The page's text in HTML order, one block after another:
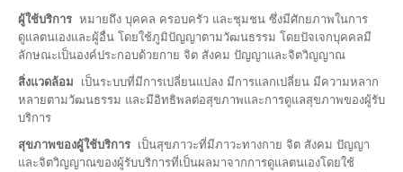
ผู้ใช้บริการ หมายถึง บุคคล ครอบครัว และชุมชน ซึ่งมีศักยภาพในการ
ดูแลตนเองและผู้อื่น โดยใช้ภูมิปัญญาตามวัฒนธรรม โดยปัจเจกบุคคลมี
ลักษณะเป็นองค์ประกอบด้วยกาย จิต สังคม ปัญญาและจิตวิญญาณ
สิ่งแวดล้อม เป็นระบบที่มีการเปลี่ยนแปลง มีการแลกเปลี่ยน มีความหลาก
หลายตามวัฒนธรรม และมีอิทธิพลต่อสุขภาพและการดูแลสุขภาพของผู้รับ
บริการ
สุขภาพของผู้ใช้บริการ เป็นสุขภาวะที่มีภาวะทางกาย จิต สังคม ปัญญา
และจิตวิญญาณของผู้รับบริการที่เป็นผลมาจากการดูแลตนเองโดยใช้